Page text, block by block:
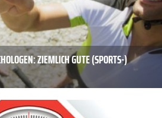
ZIEMLICH GUTE (SPORTS-)